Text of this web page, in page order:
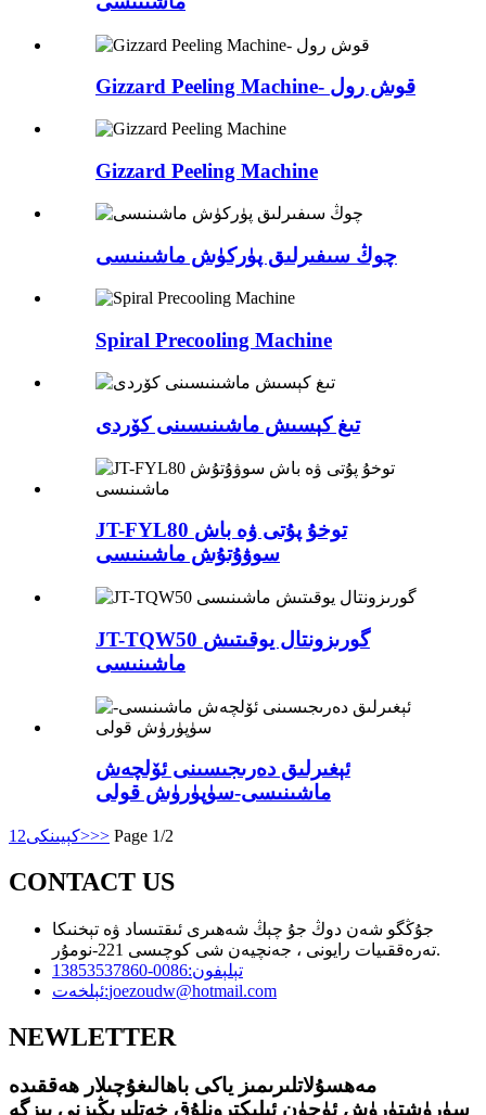
Gizzard Peeling Machine- قوش رول
Gizzard Peeling Machine
چوڭ سىفىرلىق پۈركۈش ماشىنىسى
Spiral Precooling Machine
تىغ كېسىش ماشىنىسىنى كۆردى
JT-FYL80 توخۇ پۇتى ۋە باش
سوۋۇتۇش ماشىنىسى
JT-TQW50 گورىزونتال يوقىتىش
ماشىنىسى
ئېغىرلىق دەرىجىسىنى ئۆلچەش
ماشىنىسى-سۈپۈرۈش قولى
1 2 كېيىنكى>>> Page 1/2
CONTACT US
جۇڭگو شەن دوڭ جۇ چېڭ شەھىرى ئىقتىساد ۋە تېخنىكا
تەرەققىيات رايونى ، جەنچيەن شى كوچىسى 221-نومۇر.
تېلېفون:0086-13853537860
ئېلخەت:joezoudw@hotmail.com
NEWLETTER
مەھسۇلاتلىرىمىز ياكى باھالىغۇچىلار ھەققىدە
سۈرۈشتۈرۈش ئۈچۈن ئېلېكترونلۇق خەتلىرىڭىزنى بىزگە